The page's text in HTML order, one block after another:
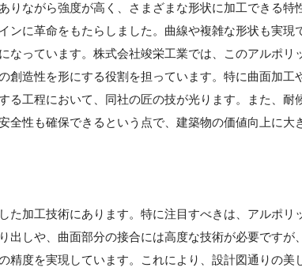
りながら強度が高く、さまざまな形状に加工できる特
ンに革命をもたらしました。曲線や複雑な形状も実現
なっています。株式会社竣栄工業では、このアルポリ
創造性を形にする役割を担っています。特に曲面加工
る工程において、同社の匠の技が光ります。また、耐
性も確保できるという点で、建築物の価値向上に大
た加工技術にあります。特に注目すべきは、アルポリ
しや、曲面部分の接合には高度な技術が必要ですが、
精度を実現しています。これにより、設計図通りの美